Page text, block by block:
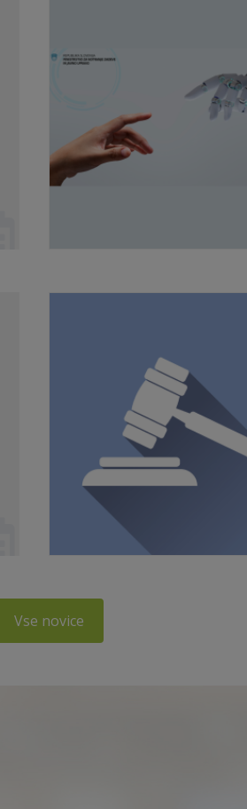
Vse novice